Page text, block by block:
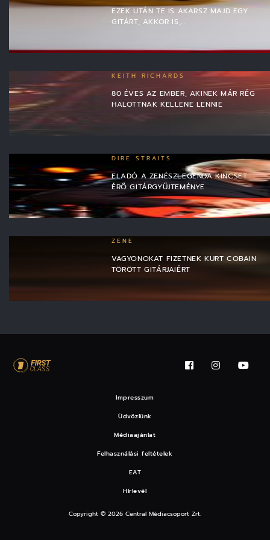
EZEK UTÁN TE IS AKARSZ MAJD EGY
GITÁRT, AKKOR IS,…
KEITH RICHARDS
80 ÉVES AZ EMBER, AKINEK MÁR RÉG
HALOTTNAK KELLENE LENNIE
DIRE STRAITS
ELADÓ A ZENÉSZLEGENDA KINCSET
ÉRŐ GITÁRGYŰJTEMÉNYE
ZENE
VAGYONOKAT FIZETNEK KURT COBAIN
TÖRÖTT GITÁRJAIÉRT
Impresszum
Üdvözlünk
Médiaajánlat
Felhasználási feltételek
EAT
Hírlevél
Copyright © 2026 Central Médiacsoport Zrt.